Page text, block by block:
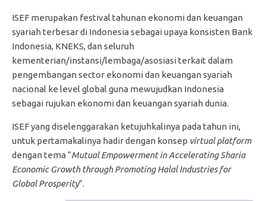
ISEF merupakan festival tahunan ekonomi dan keuangan
syariah terbesar di Indonesia sebagai upaya konsisten Bank
Indonesia, KNEKS, dan seluruh
kementerian/instansi/lembaga/asosiasi terkait dalam
pengembangan sector ekonomi dan keuangan syariah
nacional ke level global guna mewujudkan Indonesia
sebagai rujukan ekonomi dan keuangan syariah dunia.
ISEF yang diselenggarakan ketujuhkalinya pada tahun ini,
untuk pertamakalinya hadir dengan konsep virtual platform
dengan tema “Mutual Empowerment in Accelerating Sharia
Economic Growth through Promoting Halal Industries for
Global Prosperity”.